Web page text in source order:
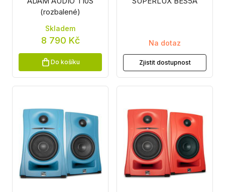
(rozbalené)
Skladem
8 790 Kč
Do košíku
Na dotaz
Zjistit dostupnost